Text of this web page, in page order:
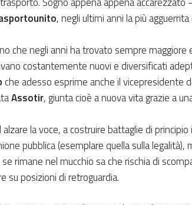
, negli ultimi anni la più
che negli anni ha trovato sempre maggiore
costantemente nuovi e diversificati
che adesso esprime anche il vicepresidente
Assotir, giunta cioè a nuova vita grazie a
la voce, a costruire battaglie di principio
pubblica (esemplare quella sulla legalità),
rimane nel mucchio sa che rischia di
su posizioni di retroguardia.